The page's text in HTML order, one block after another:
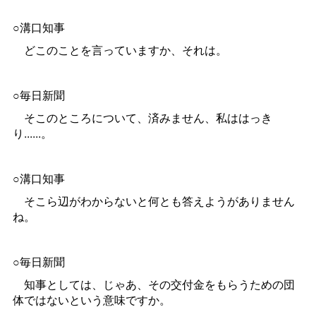
○溝口知事
どこのことを言っていますか、それは。
○毎日新聞
そこのところについて、済みません、私ははっき
り......。
○溝口知事
そこら辺がわからないと何とも答えようがありません
ね。
○毎日新聞
知事としては、じゃあ、その交付金をもらうための団
体ではないという意味ですか。